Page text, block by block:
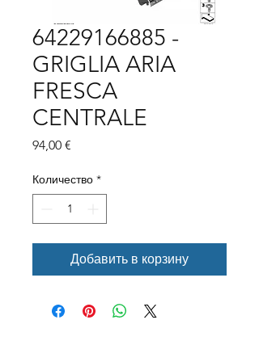
64229166885 -
GRIGLIA ARIA
FRESCA
CENTRALE
94,00 €
Количество *
Добавить в корзину